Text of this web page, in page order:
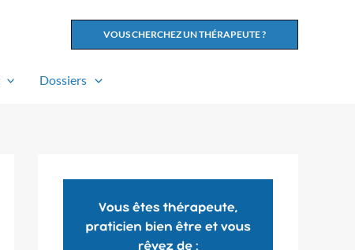
VOUS CHERCHEZ UN THÉRAPEUTE ?
Dossiers